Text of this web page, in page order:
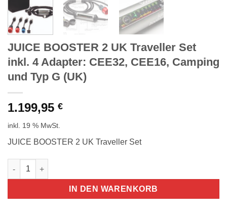
JUICE BOOSTER 2 UK Traveller Set
inkl. 4 Adapter: CEE32, CEE16, Camping
und Typ G (UK)
1.199,95 €
inkl. 19 % MwSt.
JUICE BOOSTER 2 UK Traveller Set
JUICE BOOSTER 2 UK Traveller Set inkl. 4 Adapter: CEE32,
IN DEN WARENKORB